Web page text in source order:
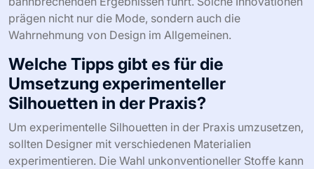
prägen nicht nur die Mode, sondern auch die
Wahrnehmung von Design im Allgemeinen.
Welche Tipps gibt es für die
Umsetzung experimenteller
Silhouetten in der Praxis?
Um experimentelle Silhouetten in der Praxis umzusetzen,
sollten Designer mit verschiedenen Materialien
experimentieren. Die Wahl unkonventioneller Stoffe kann